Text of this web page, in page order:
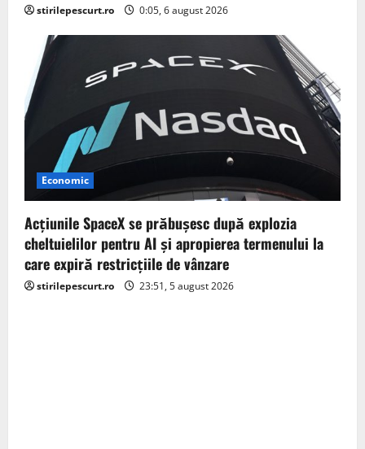
stirilepescurt.ro 0:05, 6 august 2026
Economic
Acţiunile SpaceX se prăbuşesc după explozia
cheltuielilor pentru AI şi apropierea termenului la
care expiră restricţiile de vânzare
stirilepescurt.ro 23:51, 5 august 2026